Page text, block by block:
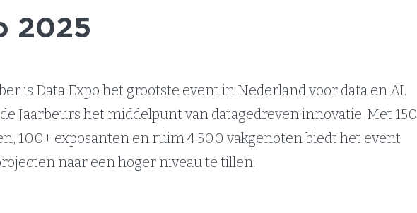
2025
is Data Expo het grootste event in Nederland voor data en AI.
Jaarbeurs het middelpunt van datagedreven innovatie. Met 150
100+ exposanten en ruim 4.500 vakgenoten biedt het event
naar een hoger niveau te tillen.